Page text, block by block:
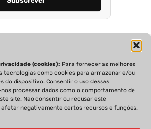
(cookies): Para fornecer as melhores
tecnologias como cookies para armazenar e/ou
do dispositivo. Consentir o uso dessas
processar dados como o comportamento de
site. Não consentir ou recusar este
negativamente certos recursos e funções.
FICHA TÉCNICA
ESTATUTO EDITORIAL
DE COOKIES
CONTACTOS